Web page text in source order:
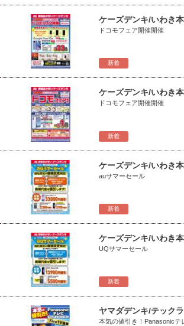
新着
ケーズデンキ/いわき
ドコモフェア開催開催
新着
ケーズデンキ/いわき
ドコモフェア開催開催
新着
ケーズデンキ/いわき
auサマーセール
新着
ケーズデンキ/いわき
UQサマーセール
ヤマダデンキ/テック
本気の値引き！Panasonicテ